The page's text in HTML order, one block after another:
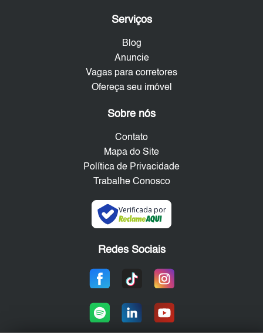
Serviços
Blog
Anuncie
Vagas para corretores
Ofereça seu imóvel
Sobre nós
Contato
Mapa do Site
Política de Privacidade
Trabalhe Conosco
Verificada por
Redes Sociais